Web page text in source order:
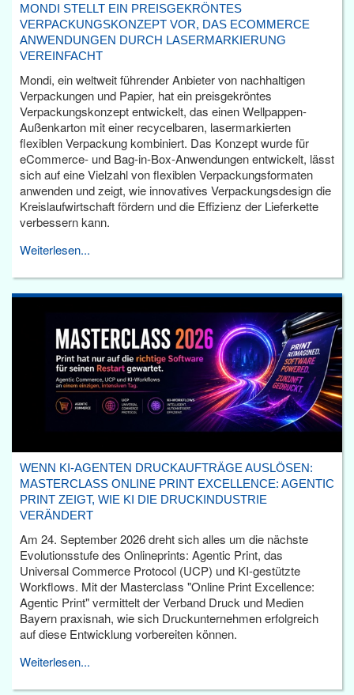
MONDI STELLT EIN PREISGEKRÖNTES
VERPACKUNGSKONZEPT VOR, DAS ECOMMERCE
ANWENDUNGEN DURCH LASERMARKIERUNG
VEREINFACHT
Mondi, ein weltweit führender Anbieter von nachhaltigen
Verpackungen und Papier, hat ein preisgekröntes
Verpackungskonzept entwickelt, das einen Wellpappen-
Außenkarton mit einer recycelbaren, lasermarkierten
flexiblen Verpackung kombiniert. Das Konzept wurde für
eCommerce- und Bag-in-Box-Anwendungen entwickelt, lässt
sich auf eine Vielzahl von flexiblen Verpackungsformaten
anwenden und zeigt, wie innovatives Verpackungsdesign die
Kreislaufwirtschaft fördern und die Effizienz der Lieferkette
verbessern kann.
Weiterlesen...
WENN KI-AGENTEN DRUCKAUFTRÄGE AUSLÖSEN:
MASTERCLASS ONLINE PRINT EXCELLENCE: AGENTIC
PRINT ZEIGT, WIE KI DIE DRUCKINDUSTRIE
VERÄNDERT
Am 24. September 2026 dreht sich alles um die nächste
Evolutionsstufe des Onlineprints: Agentic Print, das
Universal Commerce Protocol (UCP) und KI-gestützte
Workflows. Mit der Masterclass "Online Print Excellence:
Agentic Print" vermittelt der Verband Druck und Medien
Bayern praxisnah, wie sich Druckunternehmen erfolgreich
auf diese Entwicklung vorbereiten können.
Weiterlesen...